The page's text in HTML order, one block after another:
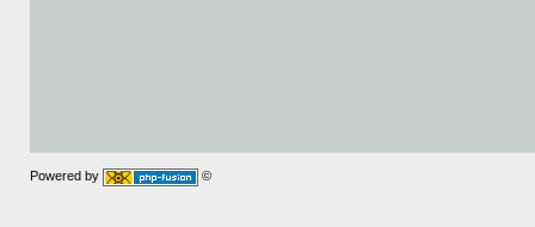
Powered by ©